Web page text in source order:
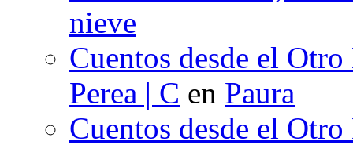
nieve
Cuentos desde el
Perea | C en Paura
Cuentos desde el